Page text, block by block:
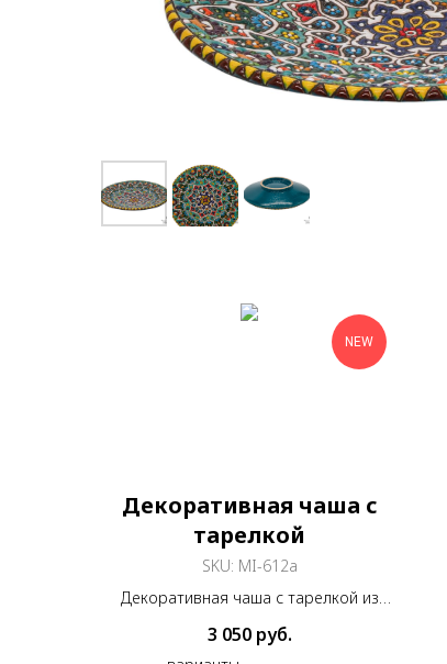
NEW
Декоративная чаша с
тарелкой
SKU: MI-612a
Декоративная чаша с тарелкой из
Мина Кари,
3 050 руб.